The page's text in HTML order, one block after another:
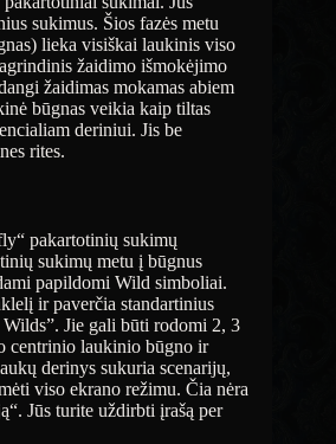
sukimus. Šios fazės metu
lieka visiškai laukinis viso
žaidimo išmokėjimo
žaidimas mokamas abiem
būgnas veikia kaip tiltas
deriniui. Jis be
rites.
pakartotinių sukimų
sukimų metu į būgnus
papildomi Wild simboliai.
ir paverčia standartinius
Jie gali būti rodomi 2, 3
centrinio laukinio būgno ir
derinys sukuria scenarijų,
viso ekrano režimu. Čia nėra
Jūs turite uždirbti įrašą per